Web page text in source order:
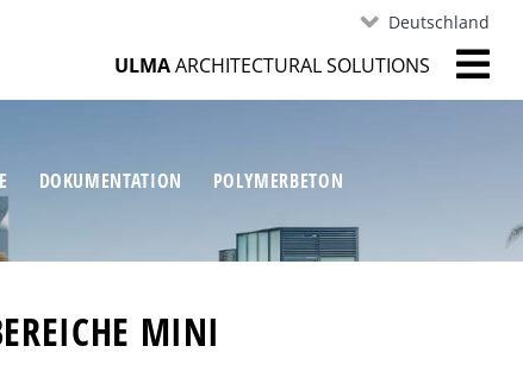
Deutschland
ULMAARCHITECTURAL SOLUTIONS
DOKUMENTATION
POLYMERBETON
MINI